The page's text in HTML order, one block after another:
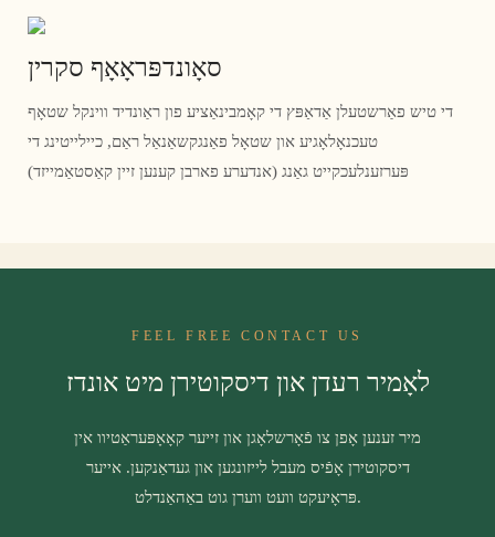
סאָונדפּראָאָף סקרין
די טיש פאַרשטעלן אַדאַפּץ די קאָמבינאַציע פון ​​ראַונדיד ווינקל שטאָף
טעכנאָלאָגיע און שטאָל פאַנגקשאַנאַל ראַם, כיילייטינג די
פּערזענלעכקייט גאַנג (אנדערע פארבן קענען זיין קאַסטאַמייזד)
FEEL FREE CONTACT US
לאָמיר רעדן און דיסקוטירן מיט אונדז
מיר זענען אָפן צו פֿאָרשלאָגן און זייער קאָאָפּעראַטיוו אין
דיסקוטירן אָפֿיס מעבל לייזונגען און געדאַנקען. אייער
פּראָיעקט וועט ווערן גוט באַהאַנדלט.